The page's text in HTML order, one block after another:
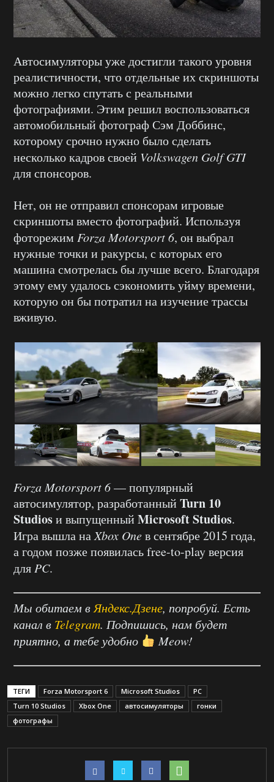
Автосимуляторы уже достигли такого уровня
реалистичности, что отдельные их скриншоты
можно легко спутать с реальными
фотографиями. Этим решил воспользоваться
автомобильный фотограф Сэм Доббинс,
которому срочно нужно было сделать
несколько кадров своей Volkswagen Golf GTI
для спонсоров.
Нет, он не отправил спонсорам игровые
скриншоты вместо фотографий. Используя
фоторежим Forza Motorsport 6, он выбрал
нужные точки и ракурсы, с которых его
машина смотрелась бы лучше всего. Благодаря
этому ему удалось сэкономить уйму времени,
которую он бы потратил на изучение трассы
вживую.
Forza Motorsport 6— популярный
автосимулятор, разработанный Turn 10
Studiosи выпущенный Microsoft Studios.
Игра вышла наXbox Oneв сентябре 2015 года,
а годом позже появилась free-to-play версия
для PC.
Мы обитаем в Яндекс.Дзене, попробуй. Есть
канал в Telegram. Подпишись, нам будет
приятно, а тебе удобно
Meow!
ТЕГИ Forza Motorsport 6 Microsoft Studios
PC
Turn 10 Studios
Xbox One автосимуляторы
гонки
фотографы